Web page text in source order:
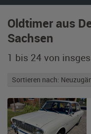
Oldtimer aus
Sachsen
1 bis 24 von
Sortieren nach: